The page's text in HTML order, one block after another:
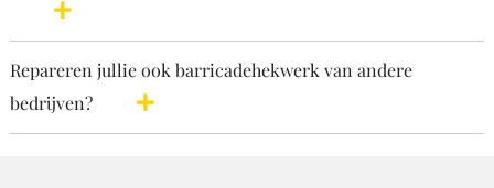
Repareren jullie ook barricadehekwerk van andere
bedrijven?